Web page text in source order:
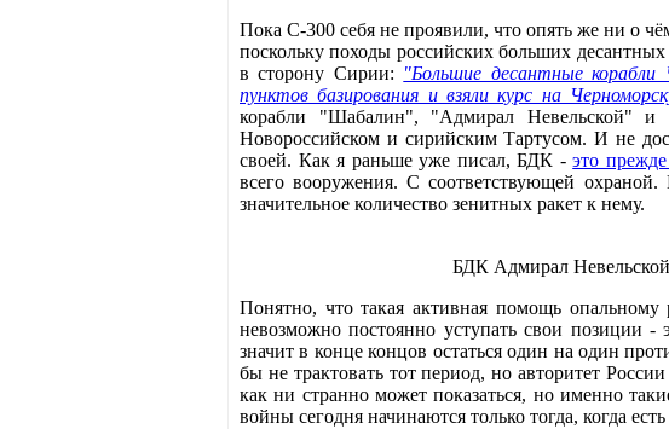
Пока С-300 себя не проявили, что опять же ни о
поскольку походы российских больших
в сторону Сирии: "Большие десантные
пунктов базирования и взяли курс на
корабли "Шабалин", "Адмирал Невельской"
Новороссийском и сирийским Тартусом. И не
своей. Как я раньше уже писал, БДК -это
всего вооружения. С соответствующей
значительное количество зенитных ракет к нему.
БДК Адмирал
Понятно, что такая активная помощь
невозможно постоянно уступать свои позиции
значит в конце концов остаться один на один
бы не трактовать тот период, но авторитет
как ни странно может показаться, но именно
войны сегодня начинаются только тогда, когда